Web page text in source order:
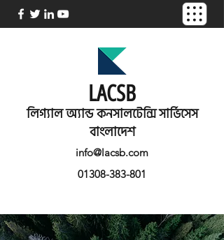
LACSB
লিগ্যাল অ্যান্ড কনসালটেন্সি সার্ভিসেস
বাংলাদেশ
info@lacsb.com
01308-383-801